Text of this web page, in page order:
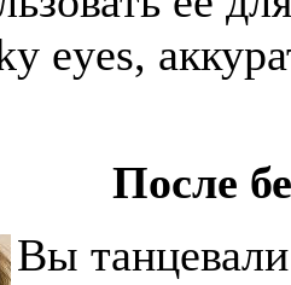
eyes,
После
Вы